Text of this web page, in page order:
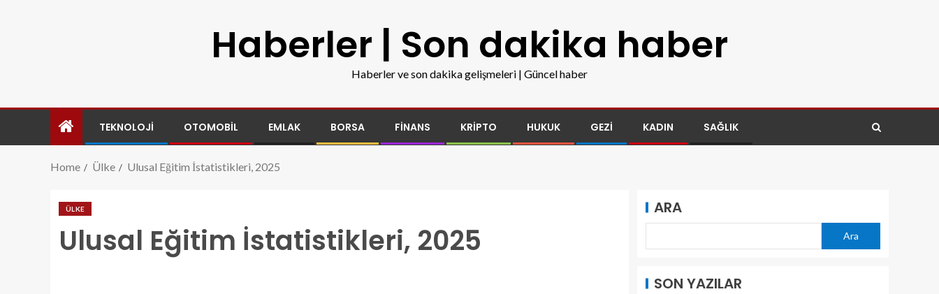
Haberler | Son dakika haber
Haberler ve son dakika gelişmeleri | Güncel haber
TEKNOLOJI OTOMOBIL EMLAK BORSA FINANS KRIPTO HUKUK GEZI KADIN SAĞLIK
Home Ülke Ulusal Eğitim İstatistikleri, 2025
ÜLKE
Ulusal Eğitim İstatistikleri, 2025
ARA
Ara
SON YAZILAR